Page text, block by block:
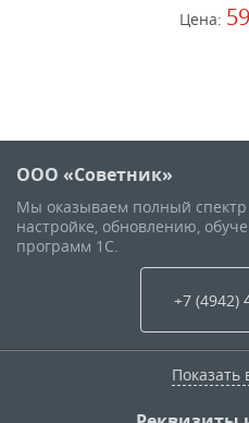
Цена:
ООО «Советник»
Мы оказываем полный спектр
настройке, обновлению,
программ 1С.
+7 (4942)
Показать